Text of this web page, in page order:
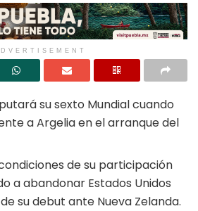
su sexto Mundial cuando
a Argelia en el arranque del
de su participación
a abandonar Estados Unidos
su debut ante Nueva Zelanda.